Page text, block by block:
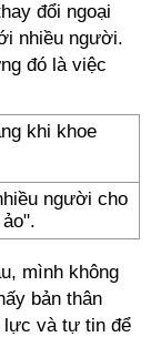
đổi ngoại
nhiều người.
đó là việc
người cho
mình không
bản thân
lực và tự tin để